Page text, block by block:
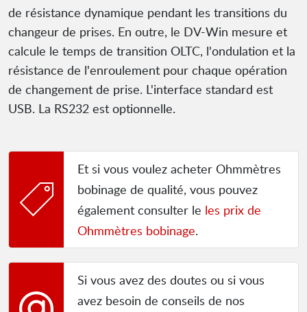
de résistance dynamique pendant les transitions du
changeur de prises. En outre, le DV-Win mesure et
calcule le temps de transition OLTC, l'ondulation et la
résistance de l'enroulement pour chaque opération
de changement de prise. L'interface standard est
USB. La RS232 est optionnelle.
Et si vous voulez acheter Ohmmètres
bobinage de qualité, vous pouvez
également consulter le les prix de
Ohmmètres bobinage.
Si vous avez des doutes ou si vous
avez besoin de conseils de nos